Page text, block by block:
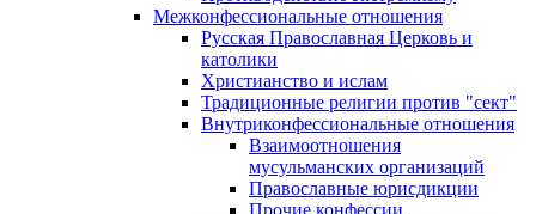
Межконфессиональные отношения
Русская Православная Церковь и
католики
Христианство и ислам
Традиционные религии против "сект"
Внутриконфессиональные отношения
Взаимоотношения
мусульманских организаций
Православные юрисдикции
Прочие конфессии